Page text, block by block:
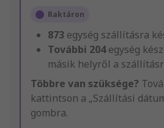
Raktáron
873 egység szállításra
További 204egység
másik helyről a
Többre van szüksége?
kattintson a „Szállítási
gombra.